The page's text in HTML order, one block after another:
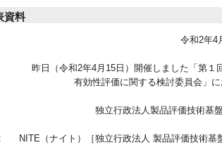
資料
令和2年4
昨日（令和2年4月15日）開催しました「第
有効性評価に関する検討委員会」
独立行政法人製品評価技術基
NITE（ナイト）［独立行政法人 製品評価技術